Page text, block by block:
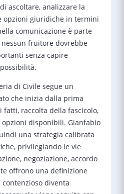
ascoltare, analizzare la
opzioni giuridiche in termini
comunicazione è parte
fruitore dovrebbe
senza capire
di Civile segue un
che inizia dalla prima
fatti, raccolta della fascicolo,
disponibili. Gianfabio
una strategia calibrata
privilegiando le vie
negoziazione, accordo
offrono una definizione
diventa